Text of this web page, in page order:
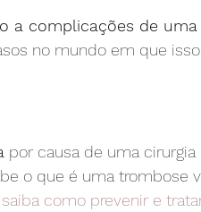
a complicações de uma
no mundo em que isso
por causa de uma cirurgia
o que é uma trombose
como prevenir e